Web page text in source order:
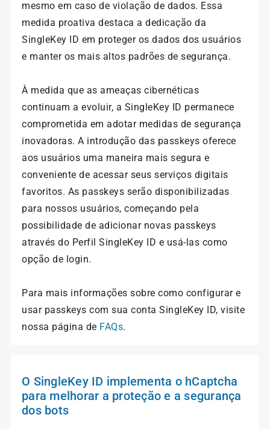
mesmo em caso de violação de dados. Essa
medida proativa destaca a dedicação da
SingleKey ID em proteger os dados dos usuários
e manter os mais altos padrões de segurança.
À medida que as ameaças cibernéticas
continuam a evoluir, a SingleKey ID permanece
comprometida em adotar medidas de segurança
inovadoras. A introdução das passkeys oferece
aos usuários uma maneira mais segura e
conveniente de acessar seus serviços digitais
favoritos. As passkeys serão disponibilizadas
para nossos usuários, começando pela
possibilidade de adicionar novas passkeys
através do Perfil SingleKey ID e usá-las como
opção de login.
Para mais informações sobre como configurar e
usar passkeys com sua conta SingleKey ID, visite
nossa página de FAQs.
O SingleKey ID implementa o hCaptcha
para melhorar a proteção e a segurança
dos bots